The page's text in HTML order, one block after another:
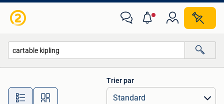
Toutes les distances…
Trier par